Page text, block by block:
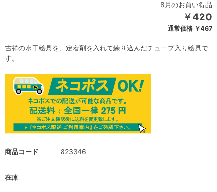
8月のお買い得品
￥420
通常価格￥467
商品コード 823346
在庫
吉祥の水干絵具を、定着剤を入れて練り込んだチューブ入り絵具で
す。